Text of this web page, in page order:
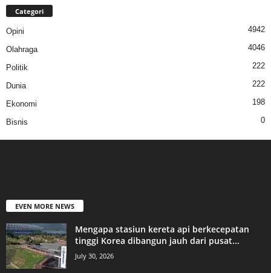
Categori
Opini 4942
Olahraga 4046
Politik 222
Dunia 222
Ekonomi 198
Bisnis 0
EVEN MORE NEWS
Mengapa stasiun kereta api berkecepatan
tinggi Korea dibangun jauh dari pusat...
July 30, 2026